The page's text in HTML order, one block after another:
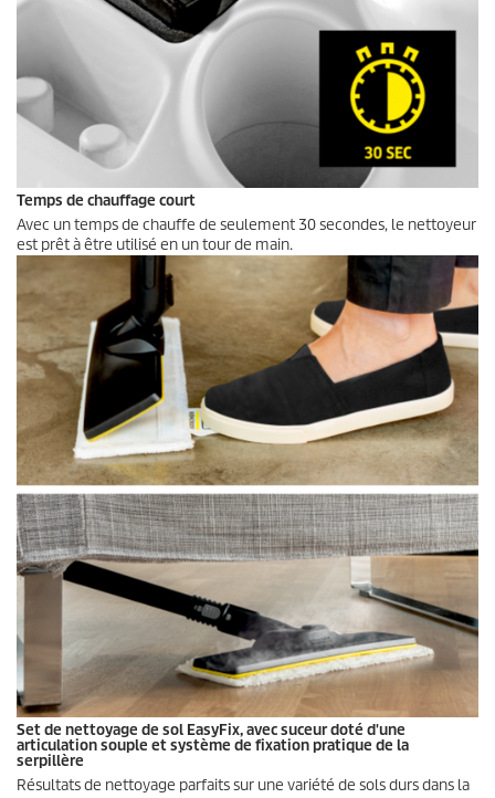
Temps de chauffage court
Avec un temps de chauffe de seulement 30 secondes, le nettoyeur
est prêt à être utilisé en un tour de main.
Set de nettoyage de sol EasyFix, avec suceur doté d'une
articulation souple et système de fixation pratique de la
serpillère
Résultats de nettoyage parfaits sur une variété de sols durs dans la